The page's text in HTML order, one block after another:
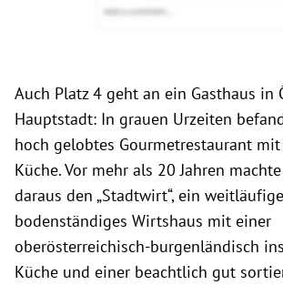
Auch Platz 4 geht an ein Gasthaus in
Hauptstadt: In grauen Urzeiten
hoch gelobtes Gourmetrestaurant
Küche. Vor mehr als 20 Jahren
daraus den „Stadtwirt“, ein
bodenständiges Wirtshaus mit einer
oberösterreichisch-burgenländisch
Küche und einer beachtlich gut